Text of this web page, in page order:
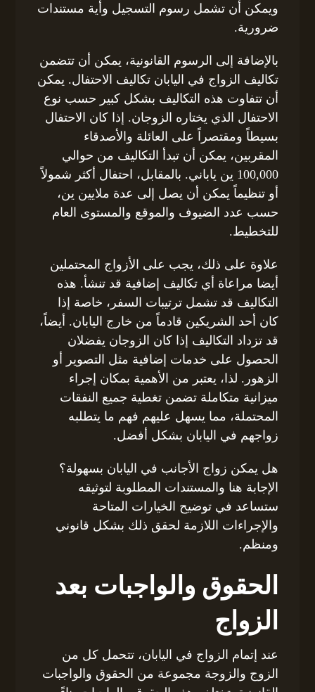
ويمكن أن تشمل رسوم التسجيل وأية مستندات
ضرورية.
بالإضافة إلى الرسوم القانونية، يمكن أن تتضمن
تكاليف الزواج في اليابان تكاليف الاحتفال. يمكن
أن تتفاوت هذه التكاليف بشكل كبير حسب نوع
الاحتفال الذي يختاره الزوجان. إذا كان الاحتفال
بسيطاً ومقتصراً على العائلة والأصدقاء
المقربين، يمكن أن تبدأ التكاليف من حوالي
100,000 ين ياباني. بالمقابل، احتفال أكثر شمولاً
أو تنظيماً يمكن أن يصل إلى عدة ملايين ين،
حسب عدد الضيوف والموقع والمستوى العام
للتخطيط.
علاوة على ذلك، يجب على الأزواج المحتملين
أيضا مراعاة أي تكاليف إضافية قد تنشأ. هذه
التكاليف قد تشمل ترتيبات السفر، خاصة إذا
كان أحد الشريكين قادماً من خارج اليابان. أيضاً،
قد تزداد التكاليف إذا كان الزوجان يفضلان
الحصول على خدمات إضافية مثل التصوير أو
الزهور. لذا، يعتبر من الأهمية بمكان إجراء
ميزانية متكاملة تضمن تغطية جميع النفقات
المحتملة، مما يسهل عليهم فهم ما يتطلبه
زواجهم في اليابان بشكل أفضل.
هل يمكن زواج الأجانب في اليابان بسهولة؟
الإجابة هنا والمستندات المطلوبة لتوثيقه
ستساعد في توضيح الخيارات المتاحة
والإجراءات اللازمة لحقق ذلك بشكل قانوني
ومنظم.
الحقوق والواجبات بعد
الزواج
عند إتمام الزواج في اليابان، تتحمل كل من
الزوج والزوجة مجموعة من الحقوق والواجبات